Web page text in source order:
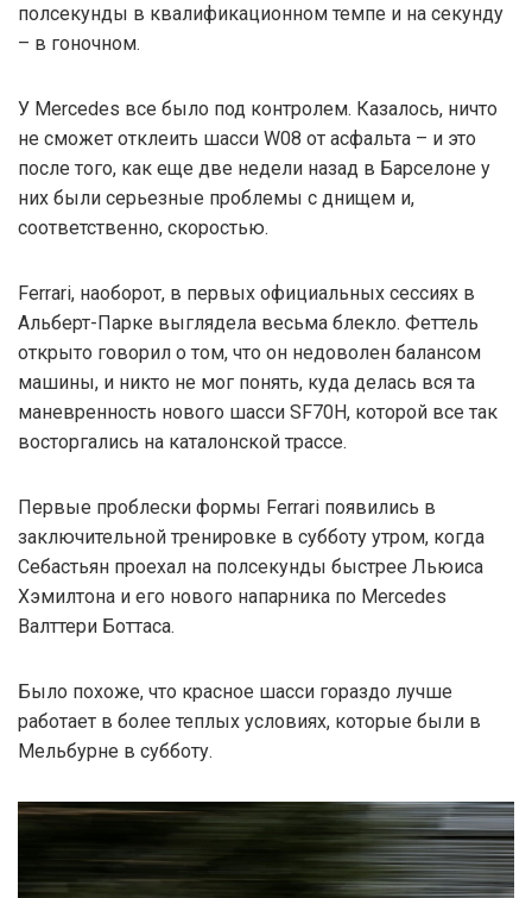
полсекунды в квалификационном темпе и на секунду
– в гоночном.
У Mercedes все было под контролем. Казалось, ничто
не сможет отклеить шасси W08 от асфальта – и это
после того, как еще две недели назад в Барселоне у
них были серьезные проблемы с днищем и,
соответственно, скоростью.
Ferrari, наоборот, в первых официальных сессиях в
Альберт-Парке выглядела весьма блекло. Феттель
открыто говорил о том, что он недоволен балансом
машины, и никто не мог понять, куда делась вся та
маневренность нового шасси SF70H, которой все так
восторгались на каталонской трассе.
Первые проблески формы Ferrari появились в
заключительной тренировке в субботу утром, когда
Себастьян проехал на полсекунды быстрее Льюиса
Хэмилтона и его нового напарника по Mercedes
Валттери Боттаса.
Было похоже, что красное шасси гораздо лучше
работает в более теплых условиях, которые были в
Мельбурне в субботу.